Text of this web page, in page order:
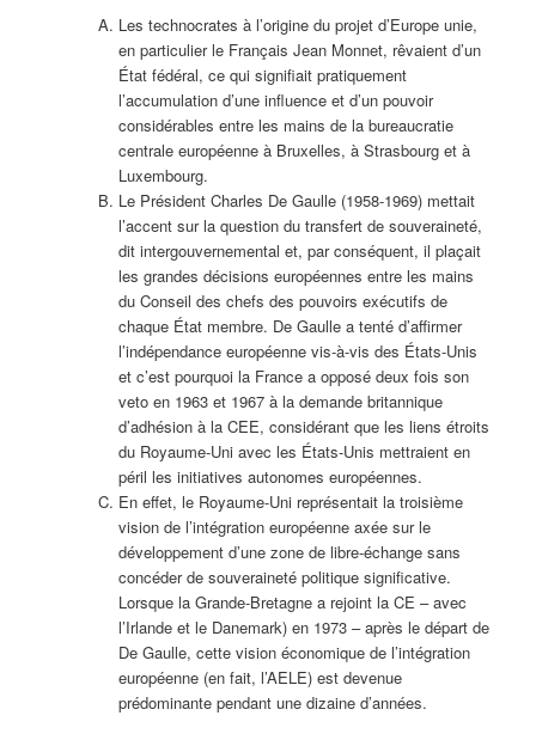
Les technocrates à l’origine du projet d’Europe unie,
en particulier le Français Jean Monnet, rêvaient d’un
État fédéral, ce qui signifiait pratiquement
l’accumulation d’une influence et d’un pouvoir
considérables entre les mains de la bureaucratie
centrale européenne à Bruxelles, à Strasbourg et à
Luxembourg.
Le Président Charles De Gaulle (1958-1969) mettait
l’accent sur la question du transfert de souveraineté,
dit intergouvernemental et, par conséquent, il plaçait
les grandes décisions européennes entre les mains
du Conseil des chefs des pouvoirs exécutifs de
chaque État membre. De Gaulle a tenté d’affirmer
l’indépendance européenne vis-à-vis des États-Unis
et c’est pourquoi la France a opposé deux fois son
veto en 1963 et 1967 à la demande britannique
d’adhésion à la CEE, considérant que les liens étroits
du Royaume-Uni avec les États-Unis mettraient en
péril les initiatives autonomes européennes.
En effet, le Royaume-Uni représentait la troisième
vision de l’intégration européenne axée sur le
développement d’une zone de libre-échange sans
concéder de souveraineté politique significative.
Lorsque la Grande-Bretagne a rejoint la CE – avec
l’Irlande et le Danemark) en 1973 – après le départ de
De Gaulle, cette vision économique de l’intégration
européenne (en fait, l’AELE) est devenue
prédominante pendant une dizaine d’années.